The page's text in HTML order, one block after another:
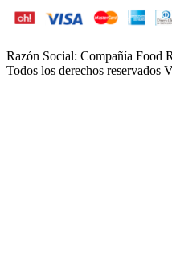
Razón Social: Compañía Food
Todos los derechos reservados